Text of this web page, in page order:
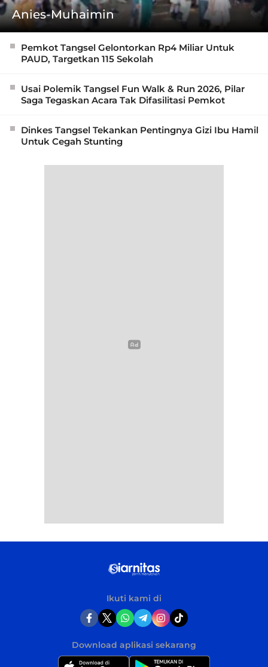
Anies-Muhaimin
Pemkot Tangsel Gelontorkan Rp4 Miliar Untuk
PAUD, Targetkan 115 Sekolah
Usai Polemik Tangsel Fun Walk & Run 2026, Pilar
Saga Tegaskan Acara Tak Difasilitasi Pemkot
Dinkes Tangsel Tekankan Pentingnya Gizi Ibu Hamil
Untuk Cegah Stunting
Ikuti kami di
Download aplikasi sekarang